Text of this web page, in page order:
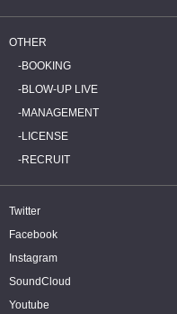
OTHER
BOOKING
BLOW-UP LIVE
MANAGEMENT
LICENSE
RECRUIT
Twitter
Facebook
Instagram
SoundCloud
Youtube